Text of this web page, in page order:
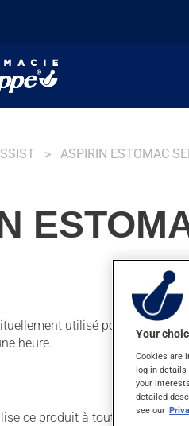
ASPIRIN ESTOMAC
utilisé pour la
heure.
ce produit à toutes les six
Your
Cookies are
log-in
your
detailed
see our